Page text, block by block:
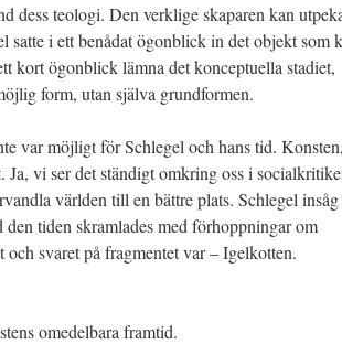
dess teologi. Den verklige skaparen kan
satte i ett benådat ögonblick in det objekt som
kort ögonblick lämna det konceptuella stadiet,
form, utan själva grundformen.
var möjligt för Schlegel och hans tid.
vi ser det ständigt omkring oss i
världen till en bättre plats. Schlegel
tiden skramlades med förhoppningar om
svaret på fragmentet var – Igelkotten.
omedelbara framtid.